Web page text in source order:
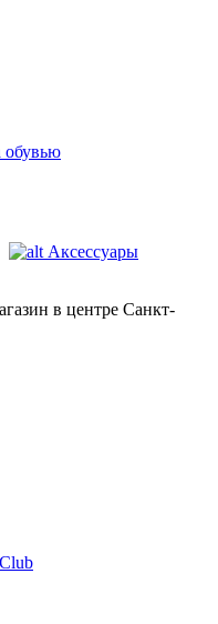
обувью
Аксессуары
в центре Санкт-